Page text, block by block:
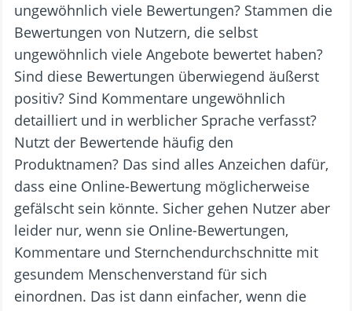
ungewöhnlich viele Bewertungen? Stammen die
Bewertungen von Nutzern, die selbst
ungewöhnlich viele Angebote bewertet haben?
Sind diese Bewertungen überwiegend äußerst
positiv? Sind Kommentare ungewöhnlich
detailliert und in werblicher Sprache verfasst?
Nutzt der Bewertende häufig den
Produktnamen? Das sind alles Anzeichen dafür,
dass eine Online-Bewertung möglicherweise
gefälscht sein könnte. Sicher gehen Nutzer aber
leider nur, wenn sie Online-Bewertungen,
Kommentare und Sternchendurchschnitte mit
gesundem Menschenverstand für sich
einordnen. Das ist dann einfacher, wenn die